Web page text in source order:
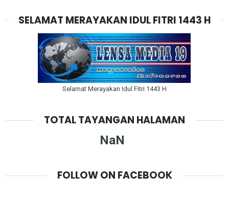
SELAMAT MERAYAKAN IDUL FITRI 1443 H
Selamat Merayakan Idul Fitri 1443 H
TOTAL TAYANGAN HALAMAN
NaN
FOLLOW ON FACEBOOK